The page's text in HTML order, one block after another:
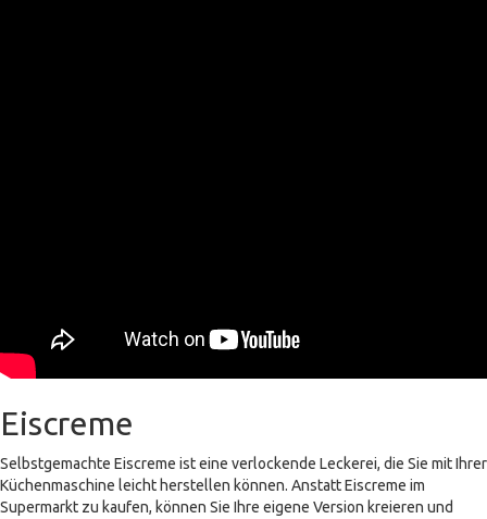
Eiscreme
Selbstgemachte Eiscreme ist eine verlockende Leckerei, die Sie mit Ihrer
Küchenmaschine leicht herstellen können. Anstatt Eiscreme im
Supermarkt zu kaufen, können Sie Ihre eigene Version kreieren und